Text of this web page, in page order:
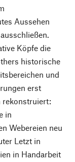
Aussehen
Köpfe die
historische
und
erst
rekonstruiert:
in
Webereien neu
Letzt in
in Handarbeit